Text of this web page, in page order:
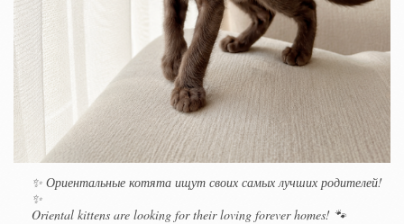
✨ Ориентальные котята ищут своих самых лучших родителей!
✨
Oriental kittens are looking for their loving forever homes! 🐾